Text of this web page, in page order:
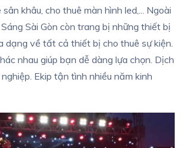
khâu, cho thuê màn hình led,... Ngoài
Sài Gòn còn trang bị những thiết bị
dạng về tất cả thiết bị cho thuê sự kiện.
nhau giúp bạn dễ dàng lựa chọn. Dịch
Ekip tận tình nhiều năm kinh